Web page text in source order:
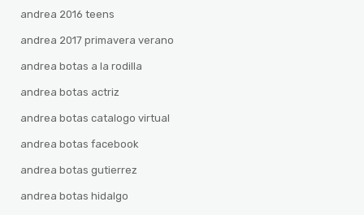
andrea 2016 teens
andrea 2017 primavera verano
andrea botas a la rodilla
andrea botas actriz
andrea botas catalogo virtual
andrea botas facebook
andrea botas gutierrez
andrea botas hidalgo